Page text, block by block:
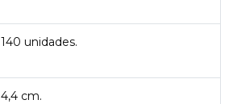
140 unidades.
4,4 cm.